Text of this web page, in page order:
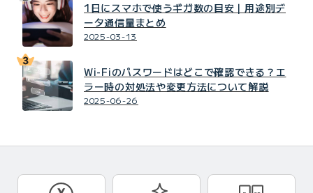
1日にスマホで使うギガ数の目安｜用途別デ
ータ通信量まとめ
2025-03-13
Wi-Fiのパスワードはどこで確認できる？エ
ラー時の対処法や変更方法について解説
2025-06-26